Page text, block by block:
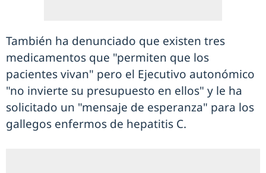
También ha denunciado que existen tres
medicamentos que "permiten que los
pacientes vivan" pero el Ejecutivo autonómico
"no invierte su presupuesto en ellos" y le ha
solicitado un "mensaje de esperanza" para los
gallegos enfermos de hepatitis C.